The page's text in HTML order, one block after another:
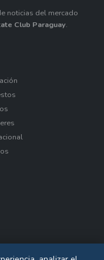
noticias del mercado
Club Paraguay.